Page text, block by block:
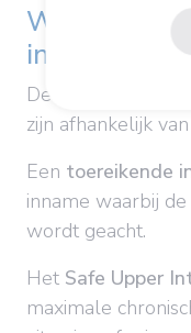
Welke
in acht
De
zijn afhankelijk
Een toereikende
inname waarbij
wordt geacht.
Het Safe Upper
maximale